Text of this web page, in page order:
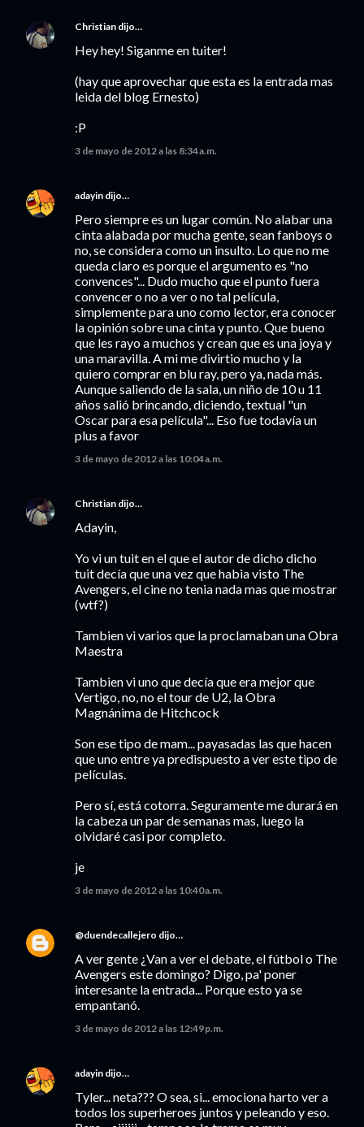
Christian dijo…
Hey hey! Siganme en tuiter!
(hay que aprovechar que esta es la entrada mas
leida del blog Ernesto)
:P
3 de mayo de 2012 a las 8:34 a.m.
adayin dijo…
Pero siempre es un lugar común. No alabar una
cinta alabada por mucha gente, sean fanboys o
no, se considera como un insulto. Lo que no me
queda claro es porque el argumento es "no
convences"... Dudo mucho que el punto fuera
convencer o no a ver o no tal película,
simplemente para uno como lector, era conocer
la opinión sobre una cinta y punto. Que bueno
que les rayo a muchos y crean que es una joya y
una maravilla. A mi me divirtio mucho y la
quiero comprar en blu ray, pero ya, nada más.
Aunque saliendo de la sala, un niño de 10 u 11
años salió brincando, diciendo, textual "un
Oscar para esa película"... Eso fue todavía un
plus a favor
3 de mayo de 2012 a las 10:04 a.m.
Christian dijo…
Adayin,
Yo vi un tuit en el que el autor de dicho dicho
tuit decía que una vez que habia visto The
Avengers, el cine no tenia nada mas que mostrar
(wtf?)
Tambien vi varios que la proclamaban una Obra
Maestra
Tambien vi uno que decía que era mejor que
Vertigo, no, no el tour de U2, la Obra
Magnánima de Hitchcock
Son ese tipo de mam... payasadas las que hacen
que uno entre ya predispuesto a ver este tipo de
películas.
Pero sí, está cotorra. Seguramente me durará en
la cabeza un par de semanas mas, luego la
olvidaré casi por completo.
je
3 de mayo de 2012 a las 10:40 a.m.
@duendecallejero dijo…
A ver gente ¿Van a ver el debate, el fútbol o The
Avengers este domingo? Digo, pa' poner
interesante la entrada... Porque esto ya se
empantanó.
3 de mayo de 2012 a las 12:49 p.m.
adayin dijo…
Tyler... neta??? O sea, si... emociona harto ver a
todos los superheroes juntos y peleando y eso.